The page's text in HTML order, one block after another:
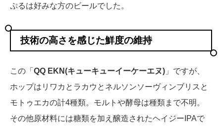
ぷるは好みな方のビールでした。
技術の高さを感じた鮮度の維持
この「 QQ EKN(キューキューイーケーエヌ) 」ですが、
ホップはリワカとラカウとネルソンソーヴィンブリスと
モトゥエカの計4種類。モルトや酵母は種類まで不明。
その他原材料には糖類を加え醸造されたヘイジーIPAで